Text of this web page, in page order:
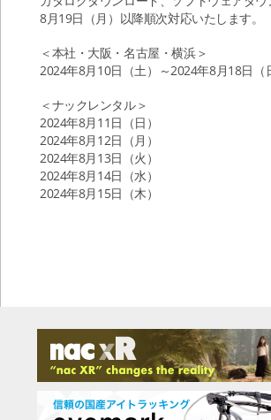
8月19日（月）以降順次対応いたします。
＜本社・大阪・名古屋・横浜＞
2024年8月10日（土）～2024年8月18日（
＜ナックレンタル＞
2024年8月11日（日）
2024年8月12日（月）
2024年8月13日（火）
2024年8月14日（水）
2024年8月15日（木）